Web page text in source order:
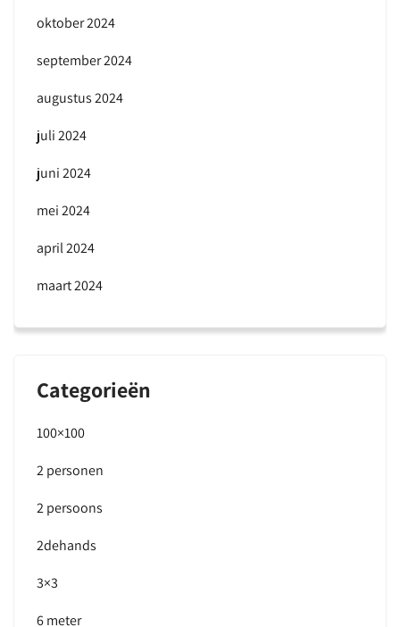
oktober 2024
september 2024
augustus 2024
juli 2024
juni 2024
mei 2024
april 2024
maart 2024
Categorieën
100×100
2 personen
2 persoons
2dehands
3×3
6 meter